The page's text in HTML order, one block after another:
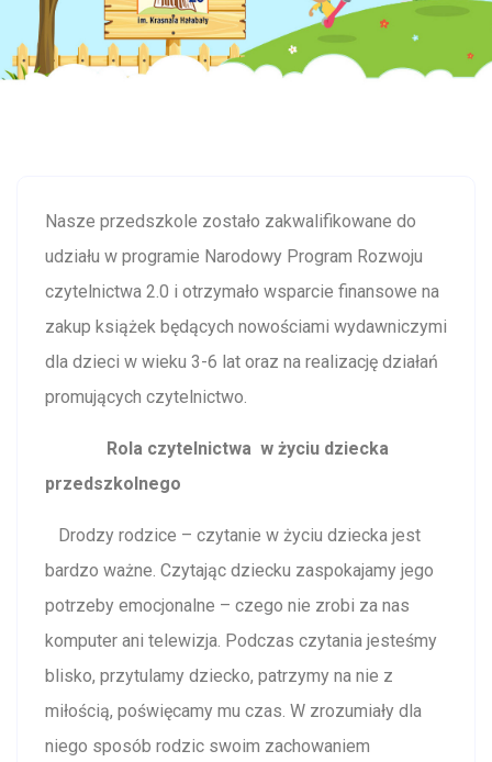
Nasze przedszkole zostało zakwalifikowane do
udziału w programie Narodowy Program Rozwoju
czytelnictwa 2.0 i otrzymało wsparcie finansowe na
zakup książek będących nowościami wydawniczymi
dla dzieci w wieku 3-6 lat oraz na realizację działań
promujących czytelnictwo.
Rola czytelnictwa w życiu dziecka
przedszkolnego
Drodzy rodzice – czytanie w życiu dziecka jest
bardzo ważne. Czytając dziecku zaspokajamy jego
potrzeby emocjonalne – czego nie zrobi za nas
komputer ani telewizja. Podczas czytania jesteśmy
blisko, przytulamy dziecko, patrzymy na nie z
miłością, poświęcamy mu czas. W zrozumiały dla
niego sposób rodzic swoim zachowaniem